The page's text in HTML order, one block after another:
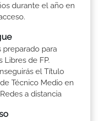
durante el año en
preparado para
Libres de FP.
el Título
Técnico Medio en
a distancia